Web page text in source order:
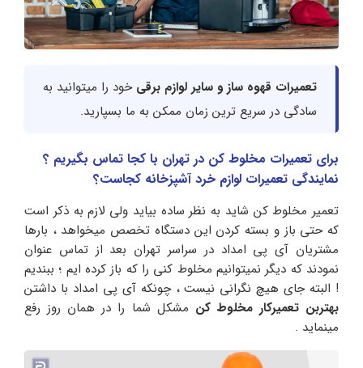
تعمیرات قهوه ساز و سایر لوازم برقی خود را میتوانید به
سادگی در سریع ترین زمان ممکن به ما بسپارید.
برای تعمیرات مخلوط کن در تهران با کجا تماس بگیریم ؟
نمایندگی تعمیرات لوازم خرد آشپزخانه کجاست؟
تعمیر مخلوط کن شاید به نظر ساده بیاید ولی لازم به ذکر است
که حتی باز و بسته کردن این دستگاه تخصص میخواهد ، بارها
مشتریان آی پی امداد در سراسر تهران بعد از تماس عنوان
نمودند که دیگر نمیتوانیم مخلوط کنی را که باز کرده ایم ؛ ببندیم
! البته جای هیچ نگرانی نیست ، چونکه آی پی امداد با داشتن
بهتربن تعمیرکار مخلوط کن مشکل شما را در همان روز رفع
مینماید .